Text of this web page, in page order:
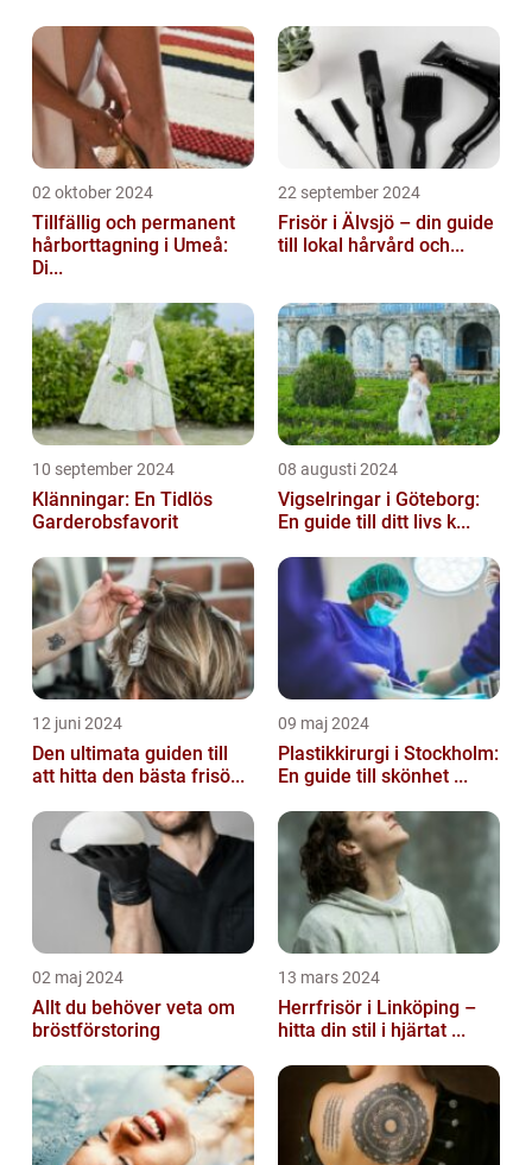
02 oktober 2024
Tillfällig och permanent
hårborttagning i Umeå:
Di...
22 september 2024
Frisör i Älvsjö – din guide
till lokal hårvård och...
10 september 2024
Klänningar: En Tidlös
Garderobsfavorit
08 augusti 2024
Vigselringar i Göteborg:
En guide till ditt livs k...
12 juni 2024
Den ultimata guiden till
att hitta den bästa frisö...
09 maj 2024
Plastikkirurgi i Stockholm:
En guide till skönhet ...
02 maj 2024
Allt du behöver veta om
bröstförstoring
13 mars 2024
Herrfrisör i Linköping –
hitta din stil i hjärtat ...